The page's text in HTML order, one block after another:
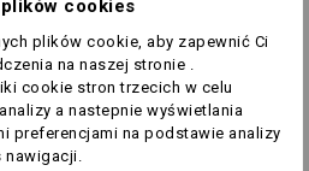
158 77-83
165 84-88 67-71
cookies
plików cookie, aby zapewnić Ci
na naszej stronie .
cookie stron trzecich w celu
a nastepnie wyświetlania
preferencjami na podstawie analizy
nawigacji.